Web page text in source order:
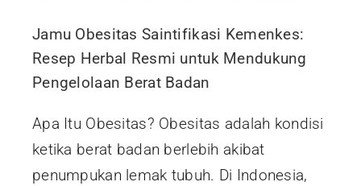
Jamu Obesitas Saintifikasi Kemenkes:
Resep Herbal Resmi untuk Mendukung
Pengelolaan Berat Badan
Apa Itu Obesitas? Obesitas adalah kondisi
ketika berat badan berlebih akibat
penumpukan lemak tubuh. Di Indonesia,